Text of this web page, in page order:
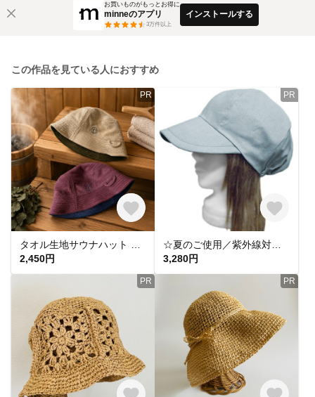
お買いものがもっとお得に
minneのアプリ
3万件以上
インストールする
この作品を見ている人におすすめ
PR
2,450円
PR
3,280円
PR PR